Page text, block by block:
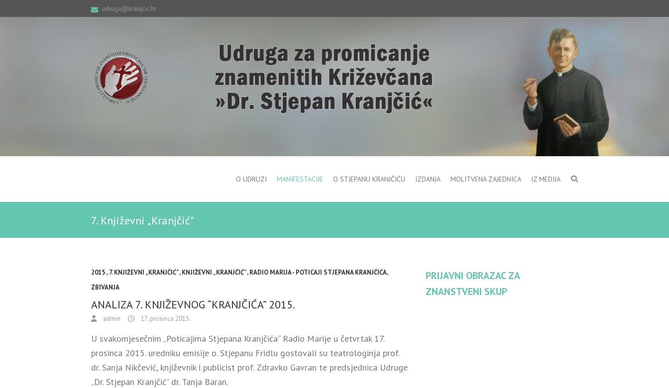
udruga@kranjcic.hr
O UDRUZI MANIFESTACIJE O STJEPANU KRANJČIĆU IZDANJA MOLITVENA ZAJEDNICA IZ MEDIJA
7. Književni „Kranjčić”
2015.,7. KNJIŽEVNI „KRANJČIĆ”,KNJIŽEVNI „KRANJČIĆ”,RADIO MARIJA - POTICAJI STJEPANA KRANJČIĆA,
ZBIVANJA
ANALIZA 7. KNJIŽEVNOG “KRANJČIĆA” 2015.
admin 17. prosinca 2015.
U svakomjesečnim „Poticajima Stjepana Kranjčića” Radio Marije u četvrtak 17.
prosinca 2015. uredniku emisije o. Stjepanu Fridlu gostovali su teatrologinja prof.
dr. Sanja Nikčević, književnik i publicist prof. Zdravko Gavran te predsjednica Udruge
„Dr. Stjepan Kranjčić” dr. Tanja Baran.
PRIJAVNI OBRAZAC ZA
ZNANSTVENI SKUP